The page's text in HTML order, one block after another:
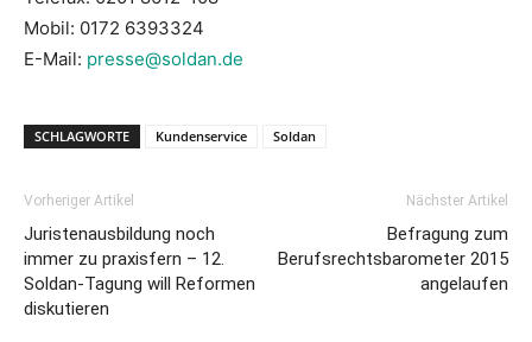
Mobil: 0172 6393324
E-Mail: presse@soldan.de
SCHLAGWORTE Kundenservice Soldan
Vorheriger Artikel
Juristenausbildung noch
immer zu praxisfern – 12.
Soldan-Tagung will Reformen
diskutieren
Nächster Artikel
Befragung zum
Berufsrechtsbarometer 2015
angelaufen